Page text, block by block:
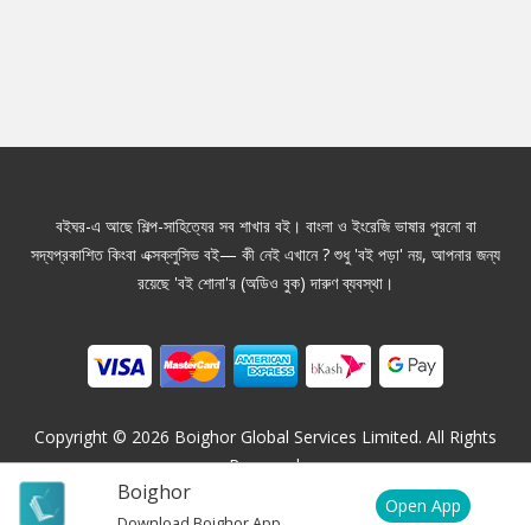
Boighor
Open App
বইঘর-এ আছে শিল্প-সাহিত্যের সব শাখার বই। বাংলা ও ইংরেজি ভাষার পুরনো বা
সদ্যপ্রকাশিত কিংবা এক্সক্লুসিভ বই— কী নেই এখানে ? শুধু 'বই পড়া' নয়, আপনার জন্য
রয়েছে 'বই শোনা'র (অডিও বুক) দারুণ ব্যবস্থা।
Copyright © 2026 Boighor Global Services Limited. All Rights
Reserved.